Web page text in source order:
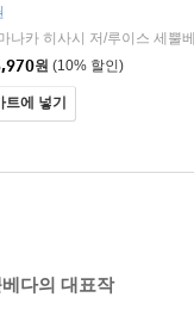
기에게 나는 법을 가르쳐준
생 세트
원 (10% 할인)
트에 넣기
다의 대표작